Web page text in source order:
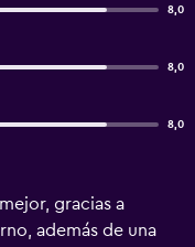
8,0
8,0
8,0
gracias a
además de una